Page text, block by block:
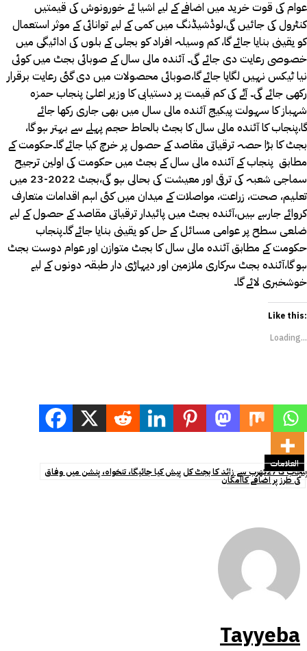
عوام کی قوت خرید میں اضافے کے لیے اشیا ئے خورونوش کی قیمتیں
کنٹرول کی جائیں گی،لوڈشیڈنگ میں کمی کے لیے توانائی کے موثر استعمال
کو یقینی بنایا جائے گا، کم وسیلہ افراد کو بجلی کے بلوں کی ادائیگی میں
خصوصی رعایت دی جائے گی۔ آئندہ مالی سال کے صوبائی بجٹ میں کوئی
نیا ٹیکس نہیں لگایا جائے گا،صوبائی محصولات میں دی گئی رعایت برقرار
رکھی جائے گی۔ آٹے کی کم قیمت پر دستیابی کا وزیر اعلیٰ پنجاب حمزہ
شہباز کا سہولت پیکیج آئندہ مالی سال میں بھی جاری رکھا جائے
گا،پنجاب کا آئندہ مالی سال کا بجٹ بالحاط حجم پہلے سے بہتر ہو گا،
بجٹ کا بڑا حصہ ترقیاتی مقاصد کے حصول پر خرچ کیا جائے گا۔حکومت کے
مطابق پنجاب کے آئندہ مالی سال کے بجٹ میں حکومت کی اولین ترجیح
سماجی شعبہ کی ترقی اور معیشت کی بحالی ہو گی،بجٹ 2022-23 میں
تعلیم، صحت، زراعت، مواصلات کے میدان میں کئی اہم اقدامات متعارف
کروائے جارہے ہیں،آئندہ بجٹ میں پائیدار ترقیاتی مقاصد کے حصول کے لیے
ضلعی سطح پر عوامی مسائل کے حل کو یقینی بنایا جائے گا۔پنجاب
حکومت کے مطابق آئندہ مالی سال کا بجٹ متوازن اور عوام دوست بجٹ
ہو گا،آئندہ بجٹ سرکاری ملازمین اور دیہاڑی دار طبقہ دونوں کے لیے
خوشخبری لائے گا۔
Like this:
Loading...
العلامات
پنجاب کا 27کھرب سے زائد کا بجٹ کل پیش کیا جائیگا، تنخواہ، پنشن میں وفاق
کی طرز پر اضافے کاامکان
Tayyeba